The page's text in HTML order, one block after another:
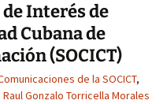
Interés de
Cubana de
(SOCICT)
de la SOCICT,
Raul Gonzalo Torricella Morales